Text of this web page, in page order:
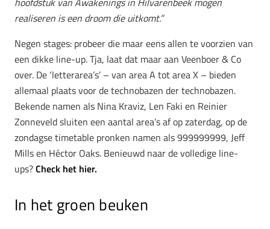
realiseren is een droom die uitkomt.”
Negen stages: probeer die maar eens allen te voorzien van
een dikke line-up. Tja, laat dat maar aan Veenboer & Co
over. De ‘letterarea’s’ – van area A tot area X – bieden
allemaal plaats voor de technobazen der technobazen.
Bekende namen als Nina Kraviz, Len Faki en Reinier
Zonneveld sluiten een aantal area’s af op zaterdag, op de
zondagse timetable pronken namen als 999999999, Jeff
Mills en Héctor Oaks. Benieuwd naar de volledige line-
ups?Check het hier.
In het groen beuken